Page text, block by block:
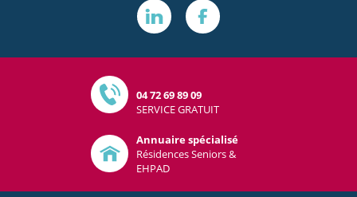
04 72 69 89 09
SERVICE GRATUIT
Annuaire spécialisé
Résidences Seniors &
EHPAD